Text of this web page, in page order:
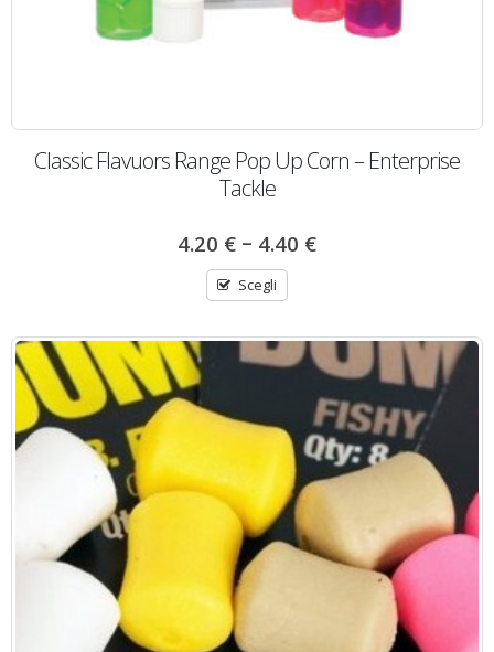
Classic Flavuors Range Pop Up Corn – Enterprise
Tackle
4.20 € – 4.40 €
Scegli